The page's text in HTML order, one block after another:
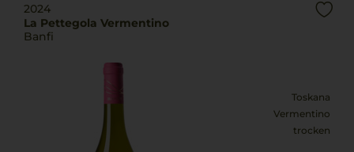
2024
La Pettegola Vermentino
Banfi
Toskana
Vermentino
trocken